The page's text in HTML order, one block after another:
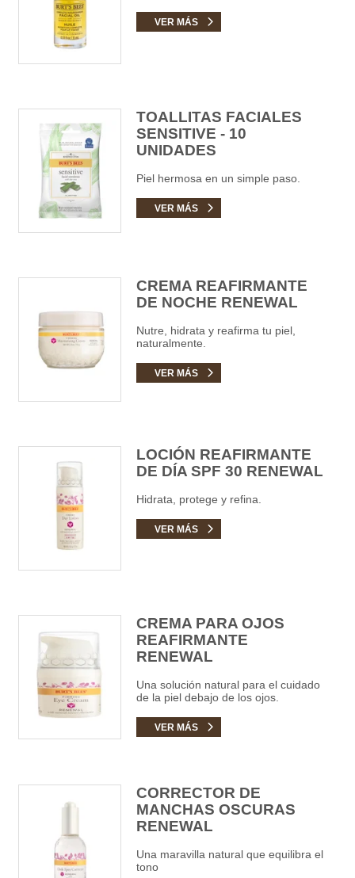
VER MÁS
TOALLITAS FACIALES
SENSITIVE - 10
UNIDADES
Piel hermosa en un simple paso.
VER MÁS
CREMA REAFIRMANTE
DE NOCHE RENEWAL
Nutre, hidrata y reafirma tu piel,
naturalmente.
VER MÁS
LOCIÓN REAFIRMANTE
DE DÍA SPF 30 RENEWAL
Hidrata, protege y refina.
VER MÁS
CREMA PARA OJOS
REAFIRMANTE
RENEWAL
Una solución natural para el cuidado
de la piel debajo de los ojos.
VER MÁS
CORRECTOR DE
MANCHAS OSCURAS
RENEWAL
Una maravilla natural que equilibra el
tono